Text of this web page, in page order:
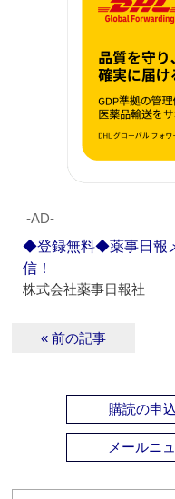
‐AD‐
◆登録無料◆薬事日報
信！
株式会社薬事日報社
« 前の記事
購読の申
メールニ